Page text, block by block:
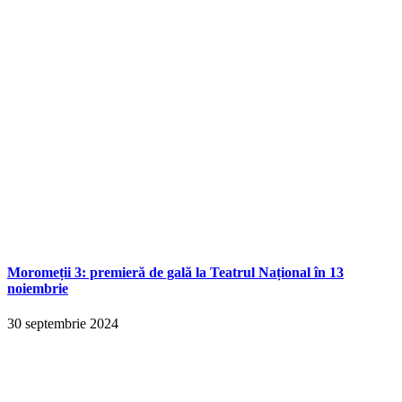
Moromeții 3: premieră de gală la Teatrul Național în 13
noiembrie
30 septembrie 2024